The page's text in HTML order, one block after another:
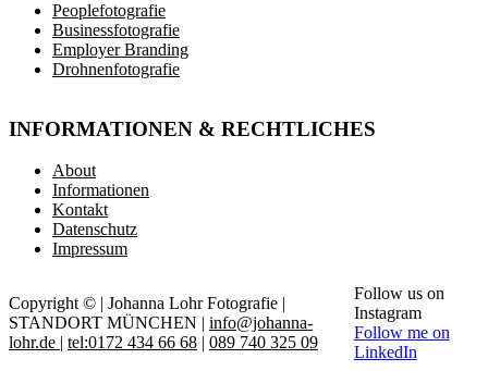
Peoplefotografie
Businessfotografie
Employer Branding
Drohnenfotografie
INFORMATIONEN & RECHTLICHES
About
Informationen
Kontakt
Datenschutz
Impressum
Copyright © | Johanna Lohr Fotografie |
STANDORT MÜNCHEN | info@johanna-
lohr.de
tel:0172 434 66 68 089 740 325 09
Follow us on
Instagram
Follow me on
LinkedIn